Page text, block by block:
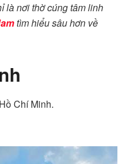
là nơi thờ cúng tâm linh
tìm hiểu sâu hơn về
Chí Minh.